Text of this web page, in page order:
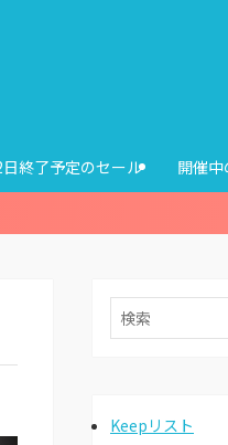
終了予定のセール 開催
Keepリスト